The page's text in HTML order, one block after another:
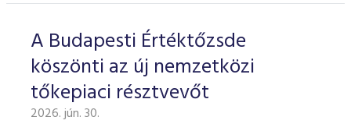
A Budapesti Értéktőzsde
köszönti az új nemzetközi
tőkepiaci résztvevőt
2026. jún. 30.